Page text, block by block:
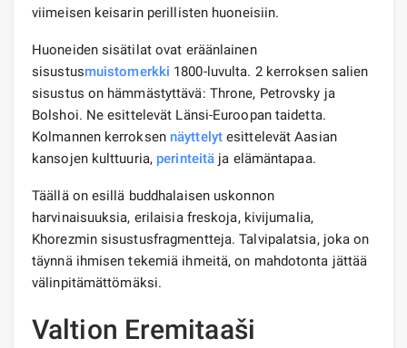
viimeisen keisarin perillisten huoneisiin.
Huoneiden sisätilat ovat eräänlainen
sisustusmuistomerkki 1800-luvulta. 2 kerroksen salien
sisustus on hämmästyttävä: Throne, Petrovsky ja
Bolshoi. Ne esittelevät Länsi-Euroopan taidetta.
Kolmannen kerroksen näyttelytesittelevät Aasian
kansojen kulttuuria, perinteitä ja elämäntapaa.
Täällä on esillä buddhalaisen uskonnon
harvinaisuuksia, erilaisia ​​freskoja, kivijumalia,
Khorezmin sisustusfragmentteja. Talvipalatsia, joka on
täynnä ihmisen tekemiä ihmeitä, on mahdotonta jättää
välinpitämättömäksi.
Valtion Eremitaaši